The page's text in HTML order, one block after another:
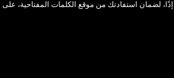
إذًا، لضمان استفادتك من موقع الكلمات المفتاحية،